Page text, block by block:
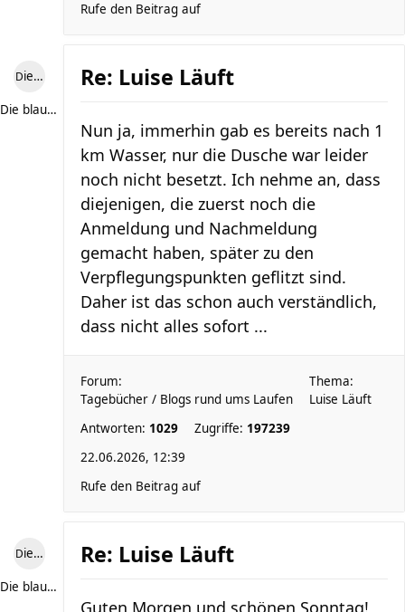
Rufe den Beitrag auf
Die blaue Luise
Die blaue Luise
Re: Luise Läuft
Nun ja, immerhin gab es bereits nach 1
km Wasser, nur die Dusche war leider
noch nicht besetzt. Ich nehme an, dass
diejenigen, die zuerst noch die
Anmeldung und Nachmeldung
gemacht haben, später zu den
Verpflegungspunkten geflitzt sind.
Daher ist das schon auch verständlich,
dass nicht alles sofort ...
Forum:
Tagebücher / Blogs rund ums Laufen
Thema:
Luise Läuft
Antworten: 1029 Zugriffe: 197239
22.06.2026, 12:39
Rufe den Beitrag auf
Die blaue Luise
Die blaue Luise
Re: Luise Läuft
Guten Morgen und schönen Sonntag!